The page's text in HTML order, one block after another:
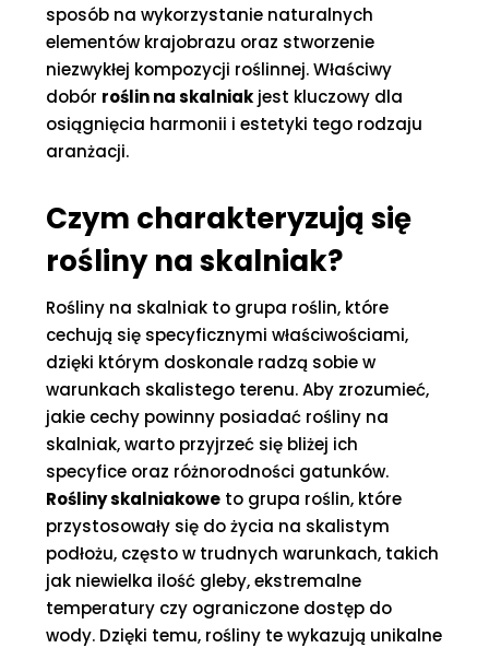
sposób na wykorzystanie naturalnych
elementów krajobrazu oraz stworzenie
niezwykłej kompozycji roślinnej. Właściwy
dobór roślin na skalniak jest kluczowy dla
osiągnięcia harmonii i estetyki tego rodzaju
aranżacji.
Czym charakteryzują się
rośliny na skalniak?
Rośliny na skalniak to grupa roślin, które
cechują się specyficznymi właściwościami,
dzięki którym doskonale radzą sobie w
warunkach skalistego terenu. Aby zrozumieć,
jakie cechy powinny posiadać rośliny na
skalniak, warto przyjrzeć się bliżej ich
specyfice oraz różnorodności gatunków.
Rośliny skalniakowe to grupa roślin, które
przystosowały się do życia na skalistym
podłożu, często w trudnych warunkach, takich
jak niewielka ilość gleby, ekstremalne
temperatury czy ograniczone dostęp do
wody. Dzięki temu, rośliny te wykazują unikalne